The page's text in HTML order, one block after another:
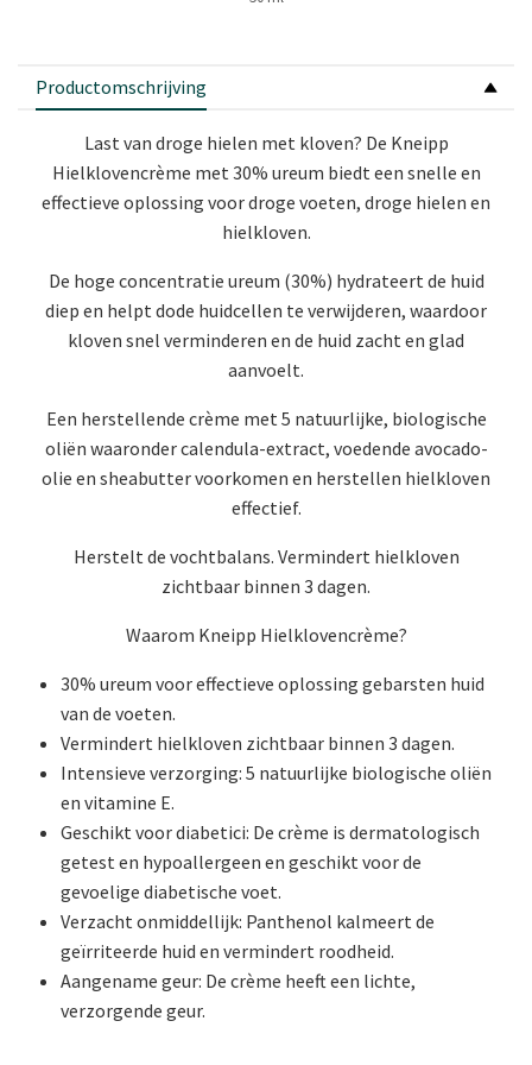
Productomschrijving
Last van droge hielen met kloven? De Kneipp
Hielklovencrème met 30% ureum biedt een snelle en
effectieve oplossing voor droge voeten, droge hielen en
hielkloven.
De hoge concentratie ureum (30%) hydrateert de huid
diep en helpt dode huidcellen te verwijderen, waardoor
kloven snel verminderen en de huid zacht en glad
aanvoelt.
Een herstellende crème met 5 natuurlijke, biologische
oliën waaronder calendula-extract, voedende avocado-
olie en sheabutter voorkomen en herstellen hielkloven
effectief.
Herstelt de vochtbalans. Vermindert hielkloven
zichtbaar binnen 3 dagen.
Waarom Kneipp Hielklovencrème?
30% ureum voor effectieve oplossing gebarsten huid
van de voeten.
Vermindert hielkloven zichtbaar binnen 3 dagen.
Intensieve verzorging: 5 natuurlijke biologische oliën
en vitamine E.
Geschikt voor diabetici: De crème is dermatologisch
getest en hypoallergeen en geschikt voor de
gevoelige diabetische voet.
Verzacht onmiddellijk: Panthenol kalmeert de
geïrriteerde huid en vermindert roodheid.
Aangename geur: De crème heeft een lichte,
verzorgende geur.